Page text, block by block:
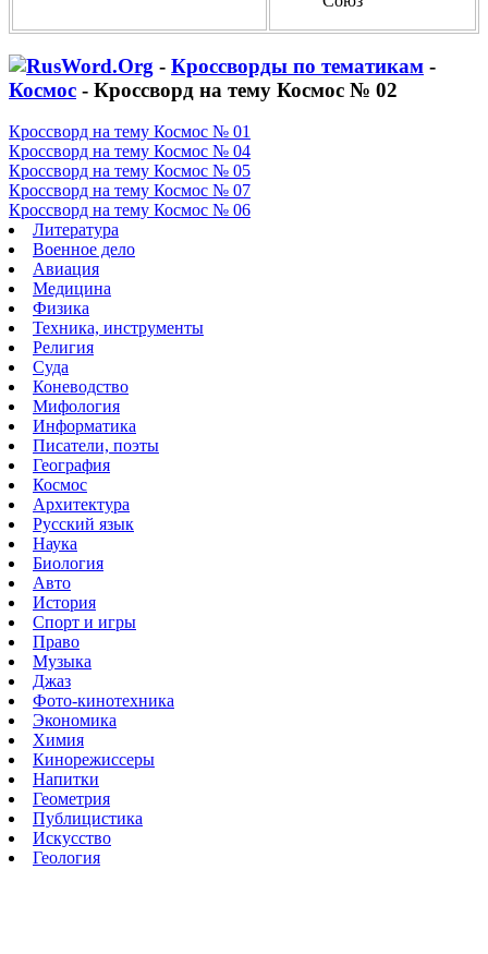
- Кроссворды по тематикам -
Космос - Кроссворд на тему Космос № 02
Кроссворд на тему Космос № 01
Кроссворд на тему Космос № 04
Кроссворд на тему Космос № 05
Кроссворд на тему Космос № 07
Кроссворд на тему Космос № 06
Литература
Военное дело
Авиация
Медицина
Физика
Техника, инструменты
Религия
Суда
Коневодство
Мифология
Информатика
Писатели, поэты
География
Космос
Архитектура
Русский язык
Наука
Биология
Авто
История
Спорт и игры
Право
Музыка
Джаз
Фото-кинотехника
Экономика
Химия
Кинорежиссеры
Напитки
Геометрия
Публицистика
Искусство
Геология